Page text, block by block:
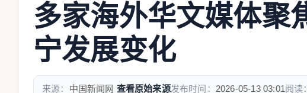
多家海外华文媒体聚
宁发展变化
来源： 中国新闻网 查看原始来源发布时间： 2026-05-13 03:01阅读：